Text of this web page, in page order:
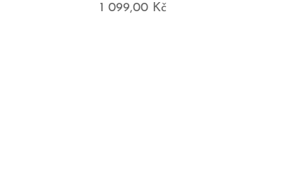
1 099,00Kč